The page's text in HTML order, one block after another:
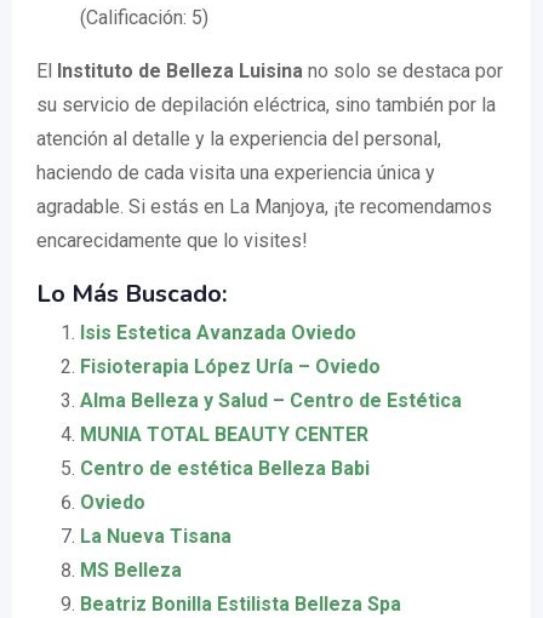
(Calificación: 5)
El Instituto de Belleza Luisina no solo se destaca por
su servicio de depilación eléctrica, sino también por la
atención al detalle y la experiencia del personal,
haciendo de cada visita una experiencia única y
agradable. Si estás en La Manjoya, ¡te recomendamos
encarecidamente que lo visites!
Lo Más Buscado:
Isis Estetica Avanzada Oviedo
Fisioterapia López Uría – Oviedo
Alma Belleza y Salud – Centro de Estética
MUNIA TOTAL BEAUTY CENTER
Centro de estética Belleza Babi
Oviedo
La Nueva Tisana
MS Belleza
Beatriz Bonilla Estilista Belleza Spa